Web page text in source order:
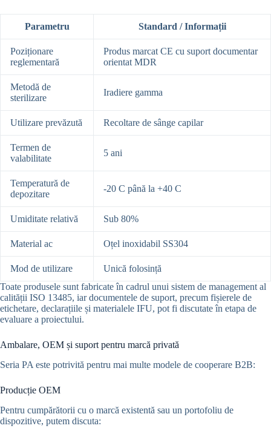
Parametru Standard / Informații
Poziționare
reglementară
Produs marcat CE cu suport documentar
orientat MDR
Metodă de
sterilizare
Iradiere gamma
Utilizare prevăzută Recoltare de sânge capilar
Termen de
valabilitate
5 ani
Temperatură de
depozitare
-20 C până la +40 C
Umiditate relativă Sub 80%
Material ac Oțel inoxidabil SS304
Mod de utilizare
Unică folosință
Toate produsele sunt fabricate în cadrul unui sistem de management al
calității ISO 13485, iar documentele de suport, precum fișierele de
etichetare, declarațiile și materialele IFU, pot fi discutate în etapa de
evaluare a proiectului.
Ambalare, OEM și suport pentru marcă privată
Seria PA este potrivită pentru mai multe modele de cooperare B2B:
Producție OEM
Pentru cumpărătorii cu o marcă existentă sau un portofoliu de
dispozitive, putem discuta: